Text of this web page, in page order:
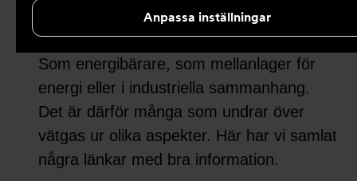
Anpassa inställningar
Vätgas är ett växande intresseområde.
Som energibärare, som mellanlager för
energi eller i industriella sammanhang.
Det är därför många som undrar över
vätgas ur olika aspekter. Här har vi samlat
några länkar med bra information.